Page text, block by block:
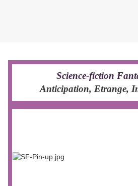
Science-fiction
Anticipation, Etrange,